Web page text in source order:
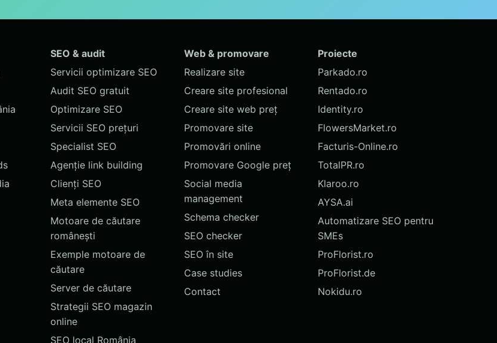
SEO & audit
Servicii optimizare SEO
Audit SEO gratuit
Optimizare SEO
Servicii SEO prețuri
Specialist SEO
Agenție link building
Clienți SEO
Meta elemente SEO
Motoare de căutare
românești
Exemple motoare de
căutare
Server de căutare
Strategii SEO magazin
online
SEO local România
Web & promovare
Realizare site
Creare site profesional
Creare site web preț
Promovare site
Promovări online
Promovare Google preț
Social media
management
Schema checker
SEO checker
SEO în site
Case studies
Contact
Proiecte
Parkado.ro
Rentado.ro
Identity.ro
FlowersMarket.ro
Facturis-Online.ro
TotalPR.ro
Klaroo.ro
AYSA.ai
Automatizare SEO pentru
SMEs
ProFlorist.ro
ProFlorist.de
Nokidu.ro